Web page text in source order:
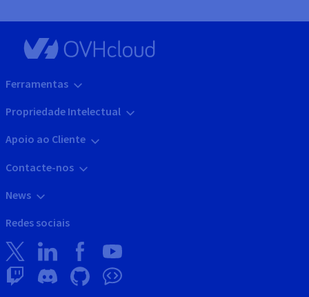
Ferramentas
Propriedade Intelectual
Apoio ao Cliente
Contacte-nos
News
Redes sociais